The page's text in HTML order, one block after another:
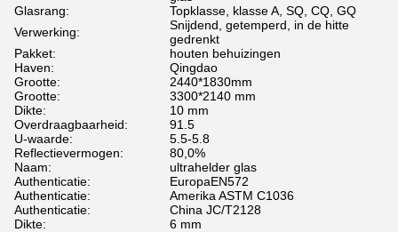
Glasrang:
Topklasse, klasse A, SQ, CQ, GQ
Verwerking:
Snijdend, getemperd, in de hitte
gedrenkt
Pakket:
houten behuizingen
Haven:
Qingdao
Grootte:
2440*1830mm
Grootte:
3300*2140 mm
Dikte:
10 mm
Overdraagbaarheid:
91.5
U-waarde:
5.5-5.8
Reflectievermogen:
80,0%
Naam:
ultrahelder glas
Authenticatie:
EuropaEN572
Authenticatie:
Amerika ASTM C1036
Authenticatie:
China JC/T2128
Dikte:
6 mm